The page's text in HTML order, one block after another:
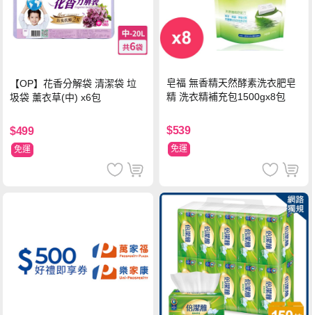
【OP】花香分解袋 清潔袋 垃
圾袋 薰衣草(中) x6包
$499
免運
皂福 無香精天然酵素洗衣肥皂
精 洗衣精補充包1500gx8包
$539
免運